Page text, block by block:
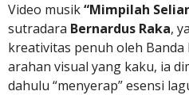
Video musik“Mimpilah
sutradara Bernardus Raka,
kreativitas penuh oleh
arahan visual yang kaku, ia
dahulu “menyerap” esensi